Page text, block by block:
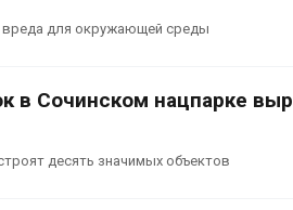
вреда для окружающей среды
в Сочинском нацпарке
десять значимых объектов